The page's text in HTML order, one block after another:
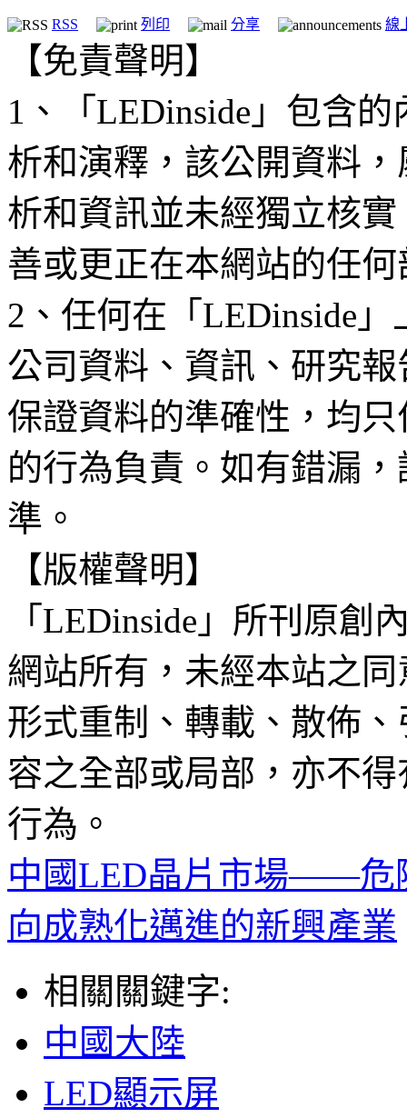
RSS 列印 分享 線
【免責聲明】
1、「LEDinside」包含
析和演釋，該公開資料
析和資訊並未經獨立核
善或更正在本網站的任
2、任何在「LEDinside
公司資料、資訊、研究
保證資料的準確性，均
的行為負責。如有錯漏
準。
【版權聲明】
「LEDinside」所刊原創
網站所有，未經本站之
形式重制、轉載、散佈
容之全部或局部，亦不
行為。
中國LED晶片市場——危
向成熟化邁進的新興產業
相關關鍵字:
中國大陸
LED顯示屏